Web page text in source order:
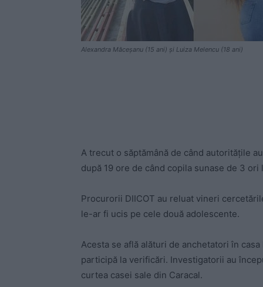
Alexandra Măceșanu (15 ani) și Luiza Melencu (18 ani)
A trecut o săptămână de când autoritățile
după 19 ore de când copila sunase de 3 ori
Procurorii DIICOT au reluat vineri
le-ar fi ucis pe cele două adolescente.
Acesta se află alături de anchetatori în casa
participă la verificări. Investigatorii au
curtea casei sale din Caracal.